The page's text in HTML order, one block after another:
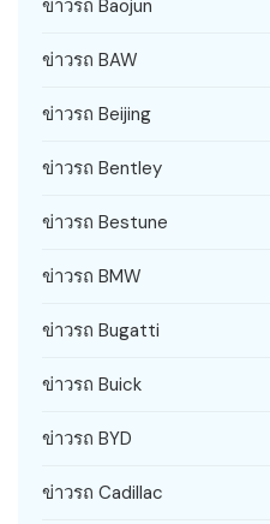
ข่าวรถ Baojun
ข่าวรถ BAW
ข่าวรถ Beijing
ข่าวรถ Bentley
ข่าวรถ Bestune
ข่าวรถ BMW
ข่าวรถ Bugatti
ข่าวรถ Buick
ข่าวรถ BYD
ข่าวรถ Cadillac